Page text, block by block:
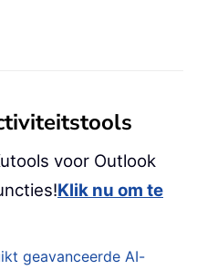
voor Outlook
Klik nu om te
geavanceerde AI-